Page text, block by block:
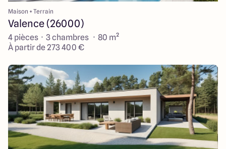
Maison + Terrain
Valence (26000)
4 pièces · 3 chambres · 80 m²
À partir de 273 400 €